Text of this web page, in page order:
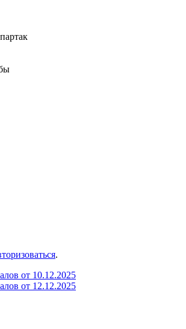
.
от 10.12.2025
от 12.12.2025